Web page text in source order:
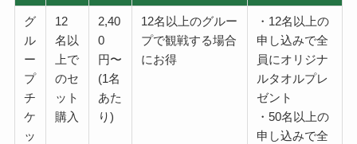
グ
ル
ー
プ
チ
ケ
ッ
12
名以
上で
のセ
ット
購入
2,40
0
円〜
(1名
あた
り)
12名以上のグルー
プで観戦する場合
にお得
・12名以上の
申し込みで全
員にオリジナ
ルタオルプレ
ゼント
・50名以上の
申し込みで全